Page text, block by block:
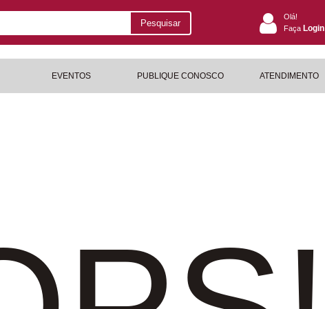
Pesquisar
Olá!
Faça Login
EVENTOS PUBLIQUE CONOSCO ATENDIMENTO